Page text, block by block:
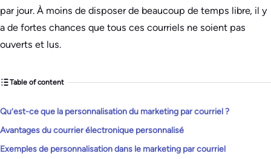
par jour. À moins de disposer de beaucoup de temps libre, il y
a de fortes chances que tous ces courriels ne soient pas
ouverts et lus.
Table of content
Qu’est-ce que la personnalisation du marketing par courriel ?
Avantages du courrier électronique personnalisé
Exemples de personnalisation dans le marketing par courriel